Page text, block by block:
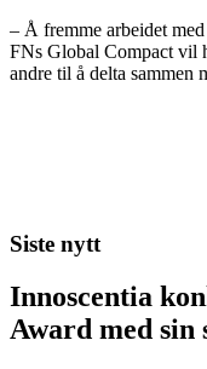
– Å fremme arbeidet
FNs Global Compact vil
andre til å delta sammen
Siste nytt
Innoscentia
Award med sin